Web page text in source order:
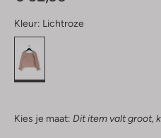
Kleur: Lichtroze
Kies je maat: Dit item valt groot,